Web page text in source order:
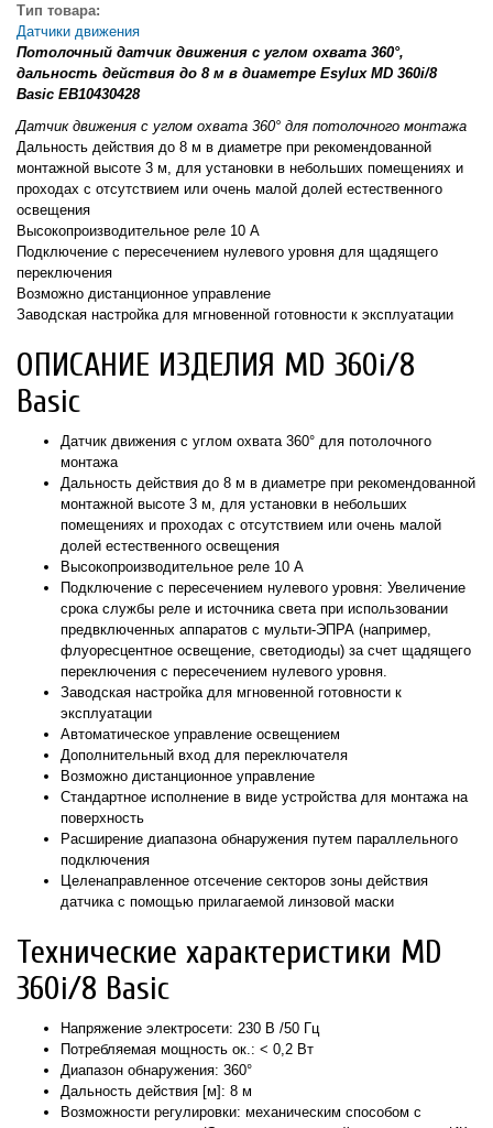
Тип товара:
Датчики движения
Потолочный датчик движения с углом охвата 360°,
дальность действия до 8 м в диаметре Esylux MD 360i/8
Basic EB10430428
Датчик движения с углом охвата 360° для потолочного монтажа
Дальность действия до 8 м в диаметре при рекомендованной
монтажной высоте 3 м, для установки в небольших помещениях и
проходах с отсутствием или очень малой долей естественного
освещения
Высокопроизводительное реле 10 А
Подключение с пересечением нулевого уровня для щадящего
переключения
Возможно дистанционное управление
Заводская настройка для мгновенной готовности к эксплуатации
ОПИСАНИЕ ИЗДЕЛИЯ MD 360i/8
Basic
Датчик движения с углом охвата 360° для потолочного
монтажа
Дальность действия до 8 м в диаметре при рекомендованной
монтажной высоте 3 м, для установки в небольших
помещениях и проходах с отсутствием или очень малой
долей естественного освещения
Высокопроизводительное реле 10 А
Подключение с пересечением нулевого уровня: Увеличение
срока службы реле и источника света при использовании
предвключенных аппаратов с мульти-ЭПРА (например,
флуоресцентное освещение, светодиоды) за счет щадящего
переключения с пересечением нулевого уровня.
Заводская настройка для мгновенной готовности к
эксплуатации
Автоматическое управление освещением
Дополнительный вход для переключателя
Возможно дистанционное управление
Стандартное исполнение в виде устройства для монтажа на
поверхность
Расширение диапазона обнаружения путем параллельного
подключения
Целенаправленное отсечение секторов зоны действия
датчика с помощью прилагаемой линзовой маски
Технические характеристики MD
360i/8 Basic
Напряжение электросети: 230 В /50 Гц
Потребляемая мощность ок.: < 0,2 Вт
Диапазон обнаружения: 360°
Дальность действия [м]: 8 м
Возможности регулировки: механическим способом с